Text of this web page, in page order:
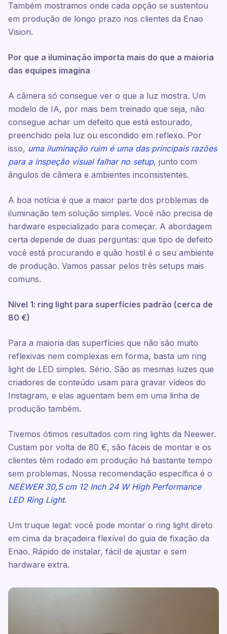
Também mostramos onde cada opção se sustentou
em produção de longo prazo nos clientes da Enao
Vision.
Por que a iluminação importa mais do que a maioria
das equipes imagina
A câmera só consegue ver o que a luz mostra. Um
modelo de IA, por mais bem treinado que seja, não
consegue achar um defeito que está estourado,
preenchido pela luz ou escondido em reflexo. Por
isso, uma iluminação ruim é uma das principais razões
para a inspeção visual falhar no setup, junto com
ângulos de câmera e ambientes inconsistentes.
A boa notícia é que a maior parte dos problemas de
iluminação tem solução simples. Você não precisa de
hardware especializado para começar. A abordagem
certa depende de duas perguntas: que tipo de defeito
você está procurando e quão hostil é o seu ambiente
de produção. Vamos passar pelos três setups mais
comuns.
Nível 1: ring light para superfícies padrão (cerca de
80 €)
Para a maioria das superfícies que não são muito
reflexivas nem complexas em forma, basta um ring
light de LED simples. Sério. São as mesmas luzes que
criadores de conteúdo usam para gravar vídeos do
Instagram, e elas aguentam bem em uma linha de
produção também.
Tivemos ótimos resultados com ring lights da Neewer.
Custam por volta de 80 €, são fáceis de montar e os
clientes têm rodado em produção há bastante tempo
sem problemas. Nossa recomendação específica é o
NEEWER 30,5 cm 12 Inch 24 W High Performance
LED Ring Light.
Um truque legal: você pode montar o ring light direto
em cima da braçadeira flexível do guia de fixação da
Enao. Rápido de instalar, fácil de ajustar e sem
hardware extra.